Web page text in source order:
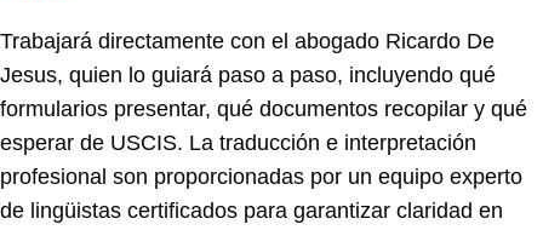
Trabajará directamente con el abogado Ricardo De
Jesus, quien lo guiará paso a paso, incluyendo qué
formularios presentar, qué documentos recopilar y qué
esperar de USCIS. La traducción e interpretación
profesional son proporcionadas por un equipo experto
de lingüistas certificados para garantizar claridad en